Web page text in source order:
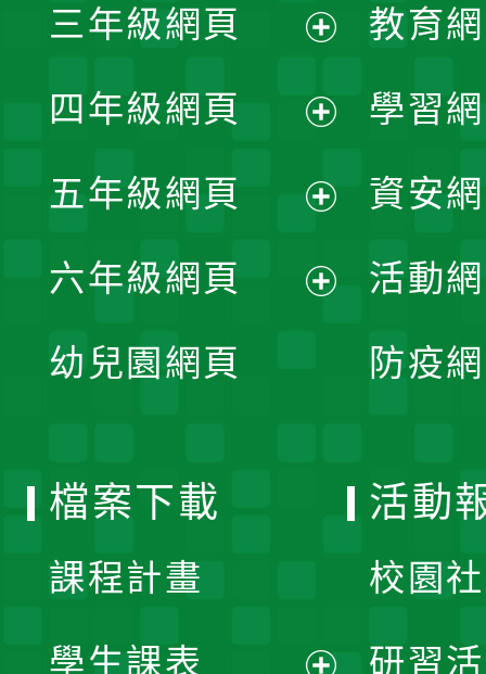
選
單
開
選
單
三年級網頁
開
選
單
四年級網頁
開
選
五年級網頁
開
六年級網頁
幼兒園網頁
教育
學習
資安
活動
防疫
檔案下載
課程計畫
學生課表
活動
校園
研習